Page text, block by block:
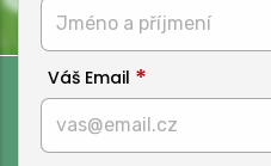
Váš Email